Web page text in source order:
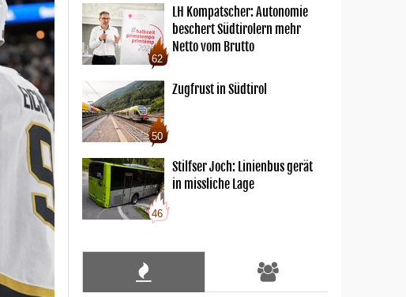
62
LH Kompatscher: Autonomie
beschert Südtirolern mehr
Netto vom Brutto
50
Zugfrust in Südtirol
46
Stilfser Joch: Linienbus gerät
in missliche Lage